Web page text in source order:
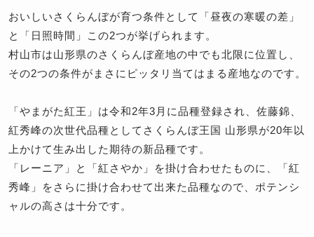
おいしいさくらんぼが育つ条件として「昼夜の寒暖の差」
と「日照時間」この2つが挙げられます。
村山市は山形県のさくらんぼ産地の中でも北限に位置し、
その2つの条件がまさにピッタリ当てはまる産地なのです。
「やまがた紅王」は令和2年3月に品種登録され、佐藤錦、
紅秀峰の次世代品種としてさくらんぼ王国 山形県が20年以
上かけて生み出した期待の新品種です。
「レーニア」と「紅さやか」を掛け合わせたものに、「紅
秀峰」をさらに掛け合わせて出来た品種なので、ポテンシ
ャルの高さは十分です。